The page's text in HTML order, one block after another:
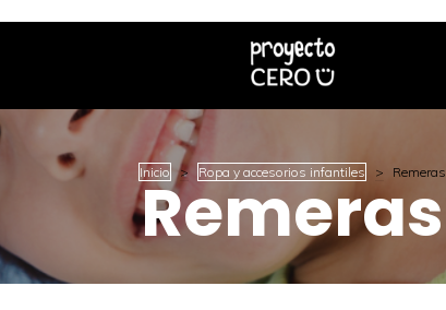
Inicio > Ropa y accesorios infantiles > Remeras
Remeras